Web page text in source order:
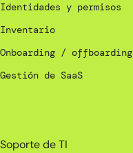
Identidades y permisos
Inventario
Onboarding / offboarding
Gestión de SaaS
Soporte de TI